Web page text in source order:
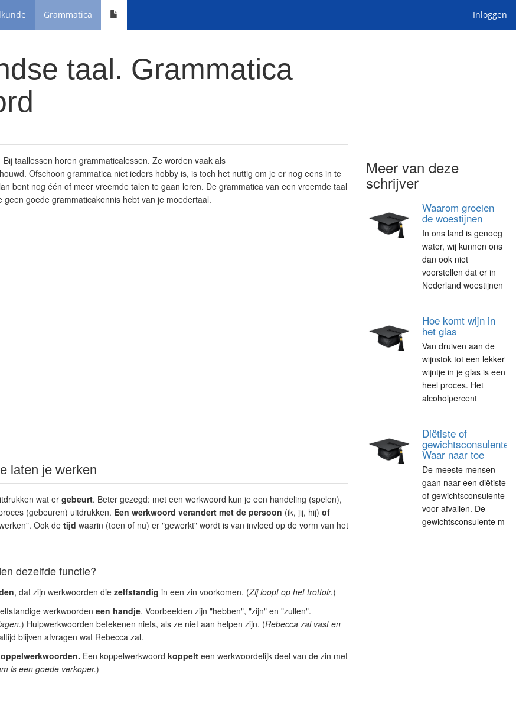
Grammatica Inloggen
taal. Grammatica
Bij taallessen horen grammaticalessen. Ze worden vaak als
Ofschoon grammatica niet ieders hobby is, is toch het nuttig om je er nog eens in te
bent nog één of meer vreemde talen te gaan leren. De grammatica van een vreemde taal
geen goede grammaticakennis hebt van je moedertaal.
laten je werken
wat ergebeurt. Beter gezegd: met een werkwoord kun je een handeling (spelen),
(gebeuren) uitdrukken. Een werkwoord verandert met de persoon (ik, jij, hij) of
Ook de tijd waarin (toen of nu) er "gewerkt" wordt is van invloed op de vorm van het
dezelfde functie?
, dat zijn werkwoorden die zelfstandig in een zin voorkomen. (Zij loopt op het trottoir.)
werkwoorden een handje. Voorbeelden zijn "hebben", "zijn" en "zullen".
) Hulpwerkwoorden betekenen niets, als ze niet aan helpen zijn. (Rebecca zal vast en
blijven afvragen wat Rebecca zal.
Een koppelwerkwoord koppelteen werkwoordelijk deel van de zin met
is een goede verkoper.)
Meer van deze
schrijver
Waarom groeien
de woestijnen
In ons land is genoeg
water, wij kunnen ons
dan ook niet
voorstellen dat er in
Nederland woestijnen
Hoe komt wijn in
het glas
Van druiven aan de
wijnstok tot een lekker
wijntje in je glas is een
heel proces. Het
alcoholpercent
Diëtiste of
gewichtsconsulente.
Waar naar toe
De meeste mensen
gaan naar een diëtiste
of gewichtsconsulente
voor afvallen. De
gewichtsconsulente m